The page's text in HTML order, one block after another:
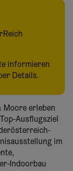
informieren
Details.
Moore erleben
Ausflugsziel
im
Indoorbau